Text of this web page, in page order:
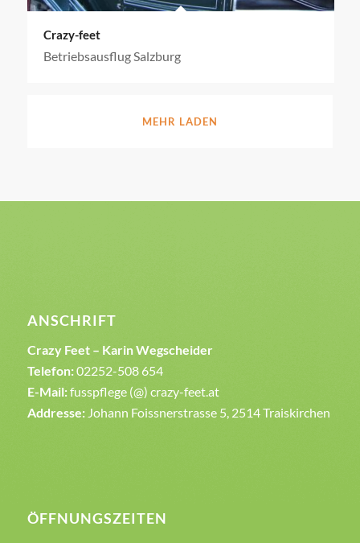
Crazy-feet
Betriebsausflug Salzburg
MEHR LADEN
ANSCHRIFT
Crazy Feet – Karin Wegscheider
Telefon:02252-508 654
E-Mail:fusspflege (@) crazy-feet.at
Addresse:Johann Foissnerstrasse 5, 2514 Traiskirchen
ÖFFNUNGSZEITEN